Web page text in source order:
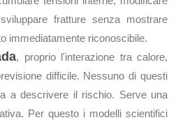
fratture senza mostrare
immediatamente riconoscibile.
, proprio l'interazione tra calore,
difficile. Nessuno di questi
a descrivere il rischio. Serve una
Per questo i modelli scientifici